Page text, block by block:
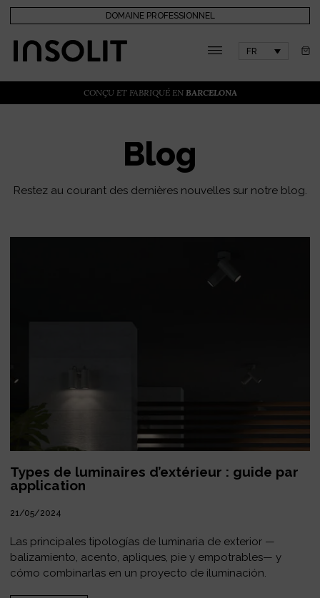
DOMAINE PROFESSIONNEL
FR
CONÇU ET FABRIQUÉ EN BARCELONA
Blog
Restez au courant des dernières nouvelles sur notre blog.
Types de luminaires d’extérieur : guide par
application
21/05/2024
Las principales tipologías de luminaria de exterior —
balizamiento, acento, apliques, pie y empotrables— y
cómo combinarlas en un proyecto de iluminación.